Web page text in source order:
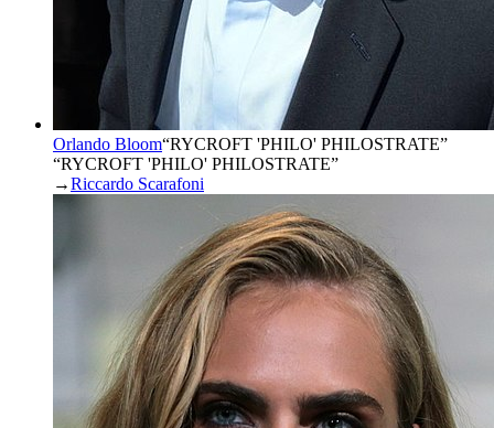
Orlando Bloom“RYCROFT 'PHILO' PHILOSTRATE”
“RYCROFT 'PHILO' PHILOSTRATE”
→Riccardo Scarafoni